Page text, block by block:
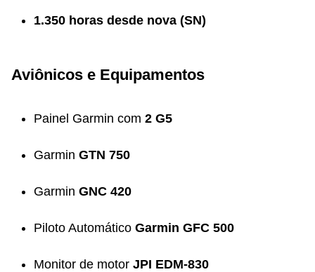
1.350 horas desde nova (SN)
Aviônicos e Equipamentos
Painel Garmin com 2 G5
Garmin GTN 750
Garmin GNC 420
Piloto Automático Garmin GFC 500
Monitor de motor JPI EDM-830